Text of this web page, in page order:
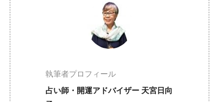
執筆者プロフィール
占い師・開運アドバイザー 天宮日向